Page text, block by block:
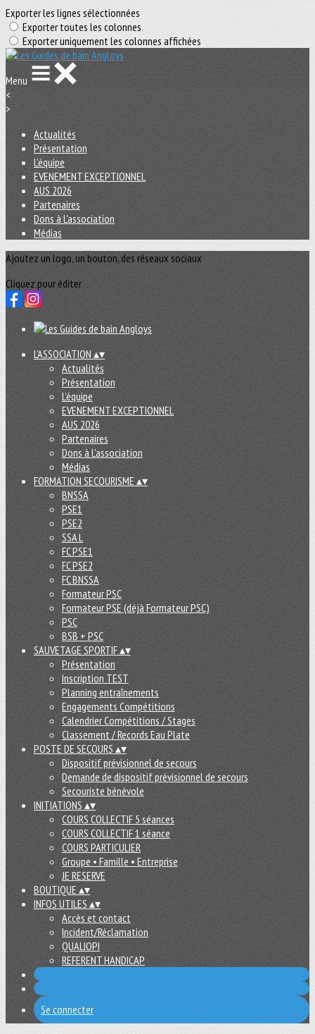
Exporter les lignes sélectionnées
Exporter toutes les colonnes
Exporter uniquement les colonnes affichées
Menu
<
>
Actualités
Présentation
L'équipe
EVENEMENT EXCEPTIONNEL
AUS 2026
Partenaires
Dons à L'association
Médias
Ajoutez un logo, un bouton, des réseaux sociaux
Cliquez pour éditer
L'ASSOCIATION ▴▾
Actualités
Présentation
L'équipe
EVENEMENT EXCEPTIONNEL
AUS 2026
Partenaires
Dons à L'association
Médias
FORMATION SECOURISME ▴▾
BNSSA
PSE1
PSE2
SSA L
FC PSE1
FC PSE2
FC BNSSA
Formateur PSC
Formateur PSE (déjà Formateur PSC)
PSC
BSB + PSC
SAUVETAGE SPORTIF▴▾
Présentation
Inscription TEST
Planning entraînements
Engagements Compétitions
Calendrier Compétitions / Stages
Classement / Records Eau Plate
POSTE DE SECOURS ▴▾
Dispositif prévisionnel de secours
Demande de dispositif prévisionnel de secours
Secouriste bénévole
INITIATIONS ▴▾
COURS COLLECTIF 5 séances
COURS COLLECTIF 1 séance
COURS PARTICULIER
Groupe • Famille • Entreprise
JE RESERVE
BOUTIQUE ▴▾
INFOS UTILES ▴▾
Accès et contact
Incident/Réclamation
QUALIOPI
REFERENT HANDICAP
Se connecter